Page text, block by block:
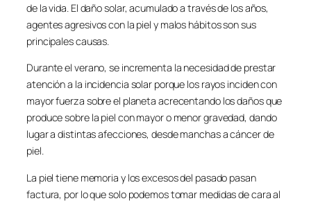
de la vida. El daño solar, acumulado a través de los años,
agentes agresivos con la piel y malos hábitos son sus
principales causas.
Durante el verano, se incrementa la necesidad de prestar
atención a la incidencia solar porque los rayos inciden con
mayor fuerza sobre el planeta acrecentando los daños que
produce sobre la piel con mayor o menor gravedad, dando
lugar a distintas afecciones, desde manchas a cáncer de
piel.
La piel tiene memoria y los excesos del pasado pasan
factura, por lo que solo podemos tomar medidas de cara al